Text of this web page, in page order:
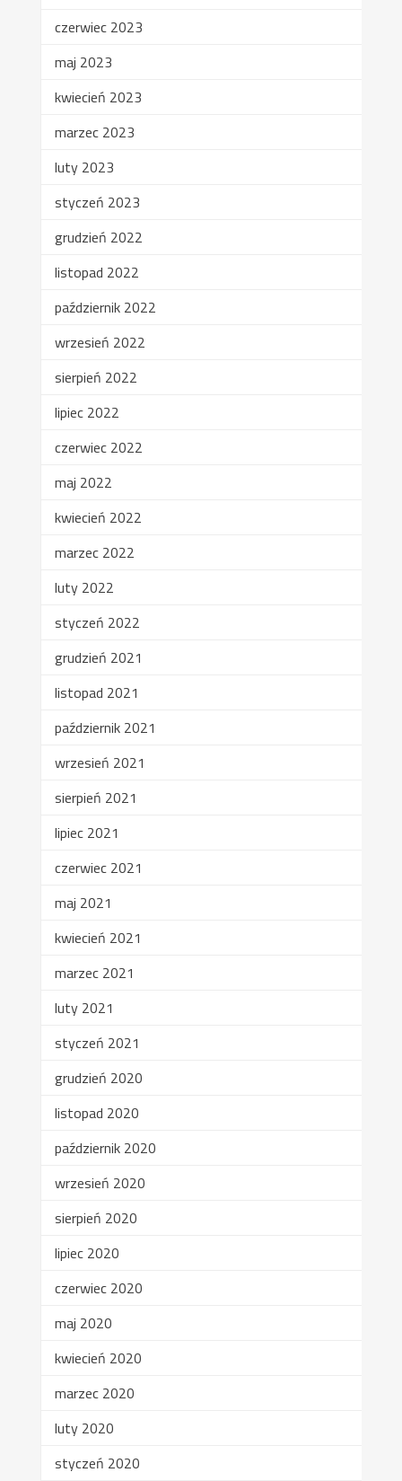
czerwiec 2023
maj 2023
kwiecień 2023
marzec 2023
luty 2023
styczeń 2023
grudzień 2022
listopad 2022
październik 2022
wrzesień 2022
sierpień 2022
lipiec 2022
czerwiec 2022
maj 2022
kwiecień 2022
marzec 2022
luty 2022
styczeń 2022
grudzień 2021
listopad 2021
październik 2021
wrzesień 2021
sierpień 2021
lipiec 2021
czerwiec 2021
maj 2021
kwiecień 2021
marzec 2021
luty 2021
styczeń 2021
grudzień 2020
listopad 2020
październik 2020
wrzesień 2020
sierpień 2020
lipiec 2020
czerwiec 2020
maj 2020
kwiecień 2020
marzec 2020
luty 2020
styczeń 2020